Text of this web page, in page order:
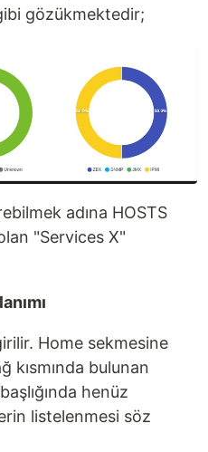
gözükmektedir;
adına HOSTS
"Services X"
Home sekmesine
kısmında bulunan
henüz
listelenmesi söz